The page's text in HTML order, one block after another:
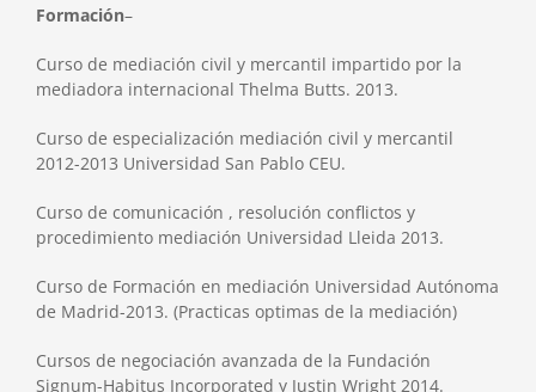
Formación–
Curso de mediación civil y mercantil impartido por la
mediadora internacional Thelma Butts. 2013.
Curso de especialización mediación civil y mercantil
2012-2013 Universidad San Pablo CEU.
Curso de comunicación , resolución conflictos y
procedimiento mediación Universidad Lleida 2013.
Curso de Formación en mediación Universidad Autónoma
de Madrid-2013. (Practicas optimas de la mediación)
Cursos de negociación avanzada de la Fundación
Signum-Habitus Incorporated y Justin Wright 2014.